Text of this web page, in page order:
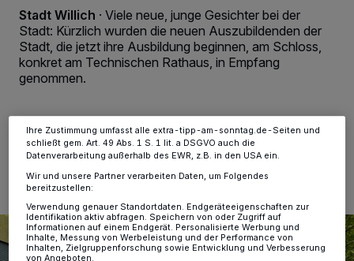
Stadt Willich · Viele neue, junge Gesichter bei der
Stadt: Kürzlich wurden die neuen Auszubildenden der
Stadt, die jetzt ihre Ausbildung beginnen, am Schloss,
konkret am Technischen Rathaus, in Empfang
genommen.
07.08.2022 , 12:48 Uhr Eine Minute Lesezeit
Tracking-Technologien für die unter „Wir und unsere Partner
verarbeiten Daten, um Ihnen Dienste bereitzustellen“ aufgeführten
Zwecke. Wenn Tracker deaktiviert sind, sind manche Inhalte und
Anzeigen möglicherweise nicht mehr so relevant für Sie. Sie können
dieses Menü jederzeit wieder aufrufen, um Ihre Einstellungen zu
ändern oder Ihre Einwilligung zu widerrufen, indem Sie auf den Link
Einstellungen oder Ablehnen am unteren Rand der Webseite klicken.
Ihre Zustimmung umfasst alle extra-tipp-am-sonntag.de-Seiten und
schließt gem. Art. 49 Abs. 1 S. 1 lit. a DSGVO auch die
Datenverarbeitung außerhalb des EWR, z.B. in den USA ein.
Wir und unsere Partner verarbeiten Daten, um Folgendes
bereitzustellen:
Verwendung genauer Standortdaten. Endgeräteeigenschaften zur
Identifikation aktiv abfragen. Speichern von oder Zugriff auf
Informationen auf einem Endgerät. Personalisierte Werbung und
Inhalte, Messung von Werbeleistung und der Performance von
Inhalten, Zielgruppenforschung sowie Entwicklung und Verbesserung
von Angeboten.